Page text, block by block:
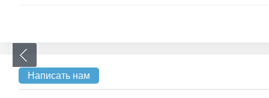
Написать нам